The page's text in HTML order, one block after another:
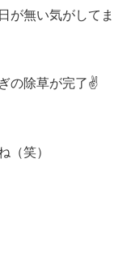
が無い気がしてま
の除草が完了✌️
（笑）